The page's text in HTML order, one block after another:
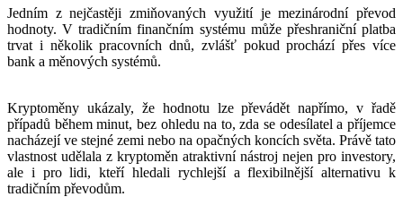
Jedním z nejčastěji zmiňovaných využití je mezinárodní převod
hodnoty. V tradičním finančním systému může přeshraniční platba
trvat i několik pracovních dnů, zvlášť pokud prochází přes více
bank a měnových systémů.
Kryptoměny ukázaly, že hodnotu lze převádět napřímo, v řadě
případů během minut, bez ohledu na to, zda se odesílatel a příjemce
nacházejí ve stejné zemi nebo na opačných koncích světa. Právě tato
vlastnost udělala z kryptoměn atraktivní nástroj nejen pro investory,
ale i pro lidi, kteří hledali rychlejší a flexibilnější alternativu k
tradičním převodům.